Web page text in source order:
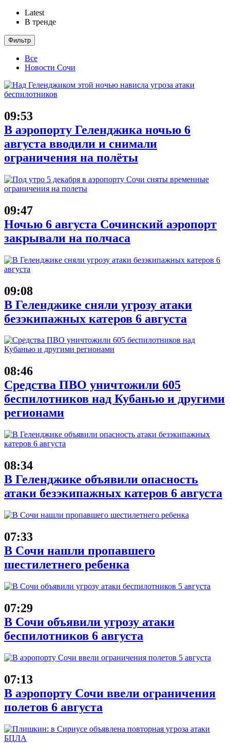
Latest
В тренде
Фильтр
Все
Новости Сочи
09:53
В аэропорту Геленджика ночью 6
августа вводили и снимали
ограничения на полёты
09:47
Ночью 6 августа Сочинский аэропорт
закрывали на полчаса
09:08
В Геленджике сняли угрозу атаки
безэкипажных катеров 6 августа
08:46
Средства ПВО уничтожили 605
беспилотников над Кубанью и другими
регионами
08:34
В Геленджике объявили опасность
атаки безэкипажных катеров 6 августа
07:33
В Сочи нашли пропавшего
шестилетнего ребенка
07:29
В Сочи объявили угрозу атаки
беспилотников 6 августа
07:13
В аэропорту Сочи ввели ограничения
полетов 6 августа